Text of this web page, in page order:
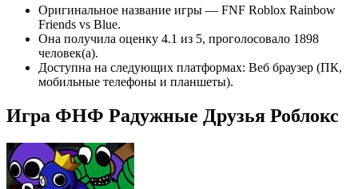
Оригинальное название игры — FNF Roblox Rainbow
Friends vs Blue.
Она получила оценку 4.1 из 5, проголосовало 1898
человек(а).
Доступна на следующих платформах: Веб браузер (ПК,
мобильные телефоны и планшеты).
Игра ФНФ Радужные Друзья Роблокс